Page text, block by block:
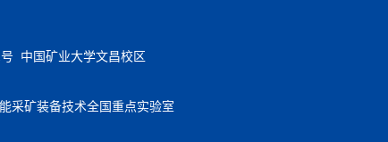
中国矿业大学文昌校区
采矿装备技术全国重点实验室